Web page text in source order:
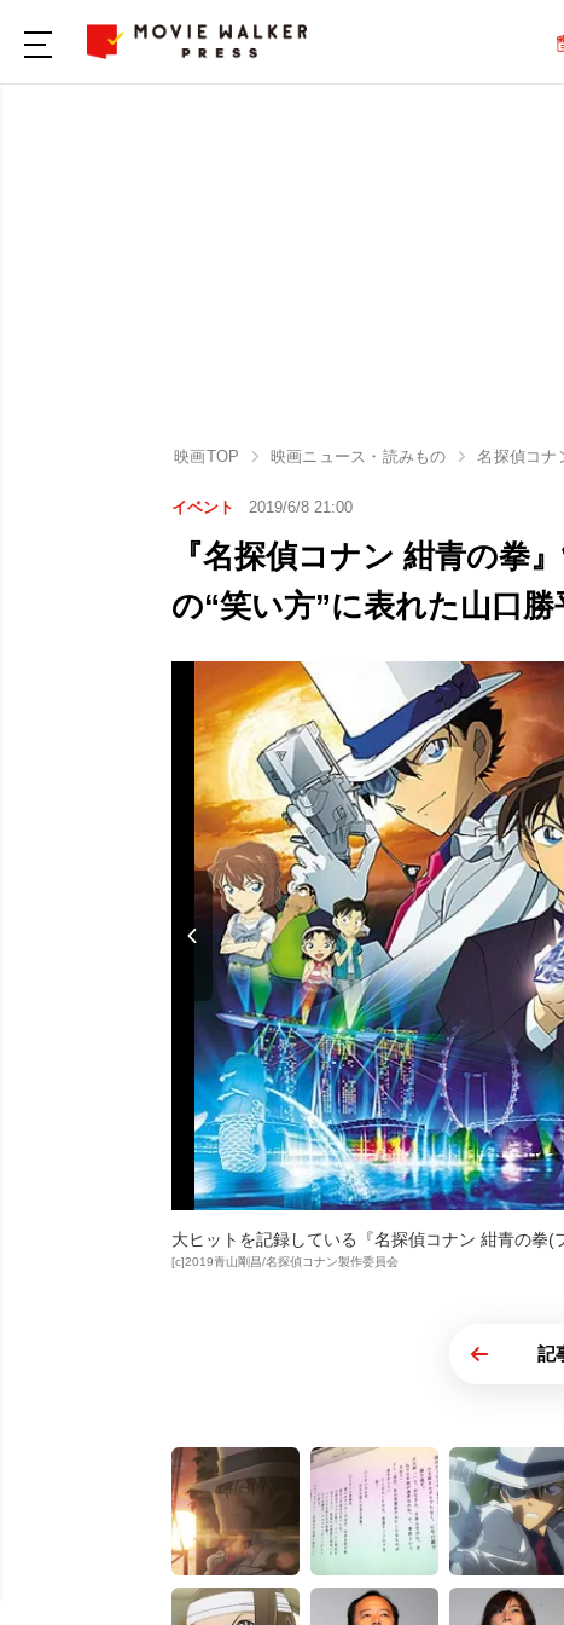
映画TOP 映画ニュース・読みもの 名探偵コナ
イベント 2019/6/8 21:00
『名探偵コナン 紺青の拳
の“笑い方”に表れた山口
大ヒットを記録している『名探偵コナン 紺青の拳(
[c]2019青山剛昌/名探偵コナン製作委員会
記